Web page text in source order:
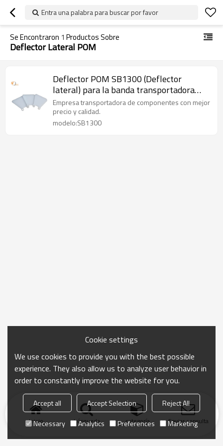
Entra una palabra para buscar por favor
Se Encontraron 1 Productos Sobre
Deflector Lateral POM
Deflector POM SB1300 (Deflector
lateral) para la banda transportadora
modular superior plana H1300
Empresa transportadora de componentes con mejor
precio y calidad.
modelo:SB1300
Inicio búsqueda categoría Enviar consulta
Cookie settings
We use cookies to provide you with the best possible
experience. They also allow us to analyze user behavior in
order to constantly improve the website for you.
Accept all Accept Selection
Reject All
Necessary
Analytics Preferences Marketing